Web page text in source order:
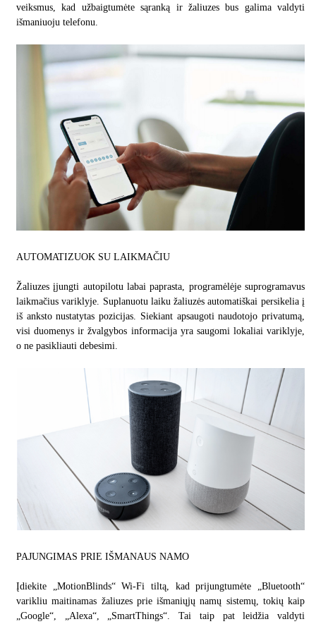
veiksmus, kad užbaigtumėte sąranką ir žaliuzes bus galima valdyti
išmaniuoju telefonu.
AUTOMATIZUOK SU LAIKMAČIU
Žaliuzes įjungti autopilotu labai paprasta, programėlėje suprogramavus
laikmačius variklyje. Suplanuotu laiku žaliuzės automatiškai persikelia į
iš anksto nustatytas pozicijas. Siekiant apsaugoti naudotojo privatumą,
visi duomenys ir žvalgybos informacija yra saugomi lokaliai variklyje,
o ne pasikliauti debesimi.
PAJUNGIMAS PRIE IŠMANAUS NAMO
Įdiekite „MotionBlinds“ Wi-Fi tiltą, kad prijungtumėte „Bluetooth“
varikliu maitinamas žaliuzes prie išmaniųjų namų sistemų, tokių kaip
„Google“, „Alexa“, „SmartThings“. Tai taip pat leidžia valdyti